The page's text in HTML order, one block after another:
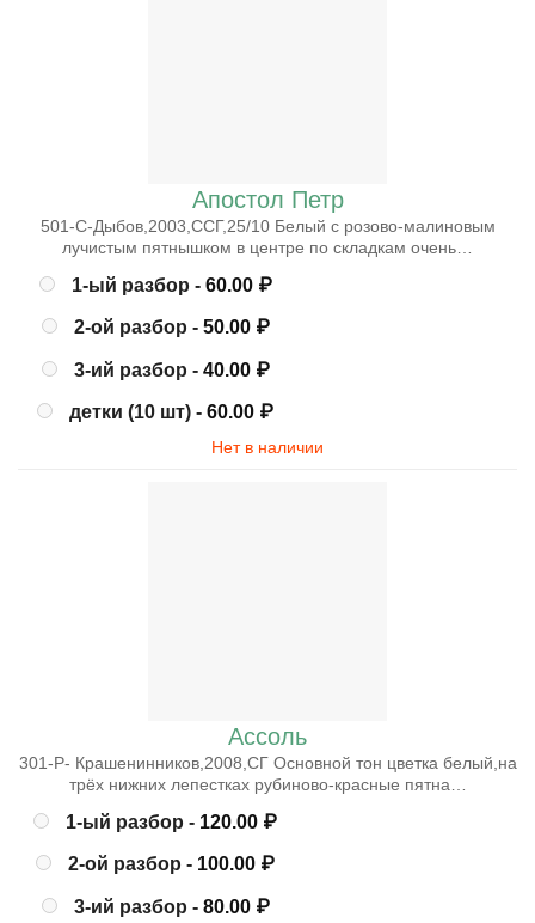
Апостол Петр
501-С-Дыбов,2003,ССГ,25/10 Белый с розово-малиновым
лучистым пятнышком в центре по складкам очень…
1-ый разбор - 60.00 ₽
2-ой разбор - 50.00 ₽
3-ий разбор - 40.00 ₽
детки (10 шт) - 60.00 ₽
Нет в наличии
Ассоль
301-Р- Крашенинников,2008,СГ Основной тон цветка белый,на
трёх нижних лепестках рубиново-красные пятна…
1-ый разбор - 120.00 ₽
2-ой разбор - 100.00 ₽
3-ий разбор - 80.00 ₽